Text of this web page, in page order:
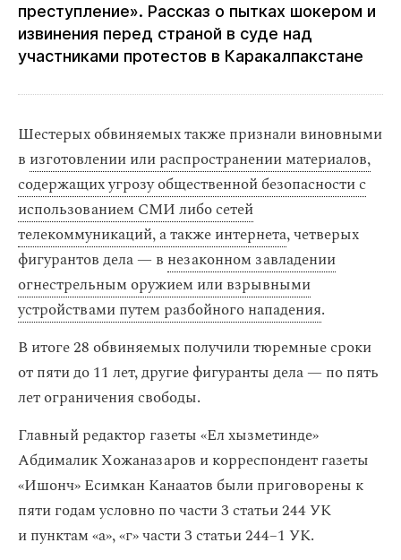
преступление». Рассказ о пытках шокером и
извинения перед страной в суде над
участниками протестов в Каракалпакстане
Шестерых обвиняемых также признали виновными
в изготовлении или распространении материалов,
содержащих угрозу общественной безопасности с
использованием СМИ либо сетей
телекоммуникаций, а также интернета, четверых
фигурантов дела — в незаконном завладении
огнестрельным оружием или взрывными
устройствами путем разбойного нападения.
В итоге 28 обвиняемых получили тюремные сроки
от пяти до 11 лет, другие фигуранты дела — по пять
лет ограничения свободы.
Главный редактор газеты «Ел хызметинде»
Абдималик Хожаназаров и корреспондент газеты
«Ишонч» Есимкан Канаатов были приговорены к
пяти годам условно по части 3 статьи 244 УК
и пунктам «а», «г» части 3 статьи 244−1 УК.